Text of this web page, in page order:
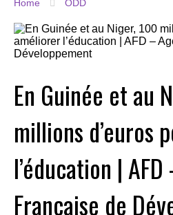
Home ODD
En Guinée et au
millions d’euros
l’éducation |
Française de